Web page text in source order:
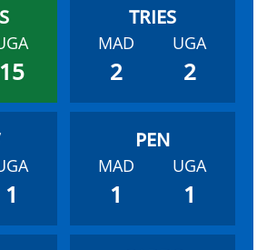
15
MAD UGA
2 2
1
MAD UGA
1 1